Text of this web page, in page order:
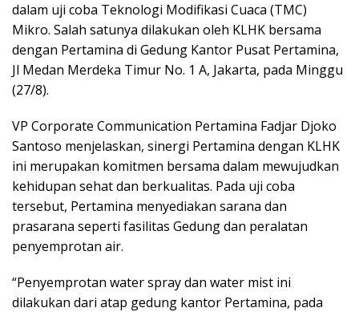
dalam uji coba Teknologi Modifikasi Cuaca (TMC)
Mikro. Salah satunya dilakukan oleh KLHK bersama
dengan Pertamina di Gedung Kantor Pusat Pertamina,
Jl Medan Merdeka Timur No. 1 A, Jakarta, pada Minggu
(27/8).
VP Corporate Communication Pertamina Fadjar Djoko
Santoso menjelaskan, sinergi Pertamina dengan KLHK
ini merupakan komitmen bersama dalam mewujudkan
kehidupan sehat dan berkualitas. Pada uji coba
tersebut, Pertamina menyediakan sarana dan
prasarana seperti fasilitas Gedung dan peralatan
penyemprotan air.
“Penyemprotan water spray dan water mist ini
dilakukan dari atap gedung kantor Pertamina, pada